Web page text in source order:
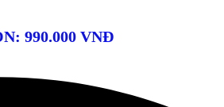
990.000 VNĐ